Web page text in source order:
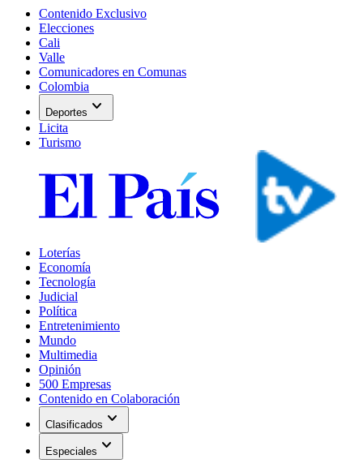
Contenido Exclusivo
Elecciones
Cali
Valle
Comunicadores en Comunas
Colombia
Deportes expand_more
Licita
Turismo
Loterías
Economía
Tecnología
Judicial
Política
Entretenimiento
Mundo
Multimedia
Opinión
500 Empresas
Contenido en Colaboración
Clasificados expand_more
Especiales expand_more